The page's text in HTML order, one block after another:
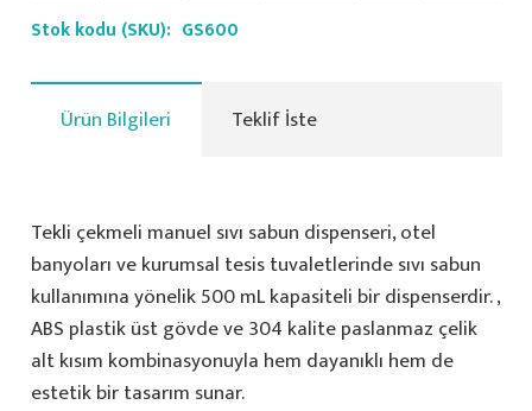
Stok kodu (SKU): GS600
Ürün Bilgileri Teklif İste
Tekli çekmeli manuel sıvı sabun dispenseri, otel
banyoları ve kurumsal tesis tuvaletlerinde sıvı sabun
kullanımına yönelik 500 mL kapasiteli bir dispenserdir. ,
ABS plastik üst gövde ve 304 kalite paslanmaz çelik
alt kısım kombinasyonuyla hem dayanıklı hem de
estetik bir tasarım sunar.